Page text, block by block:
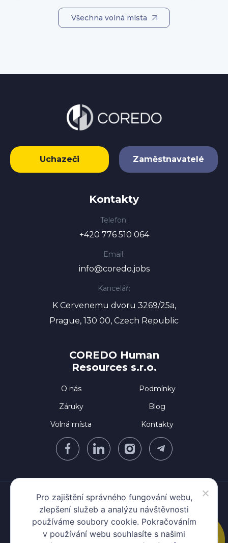
Všechna volná místa
Uchazeči Zaměstnavatelé
Kontakty
Telefon:
+420 776 510 064
Email:
info@coredo.jobs
Kancelář:
K Cervenemu dvoru 3269/25a,
Prague, 130 00, Czech Republic
COREDO Human
Resources s.r.o.
O nás
Podmínky
Záruky
Blog
Volná místa
Kontakty
Zásady ochrany osobních údajů
Podmínky používání
Zásady používání cookies
Whistleblowing
Pro zajištění správného fungování webu,
zlepšení služeb a analýzu návštěvnosti
používáme soubory cookie. Pokračováním
v používání webu souhlasíte s našimi